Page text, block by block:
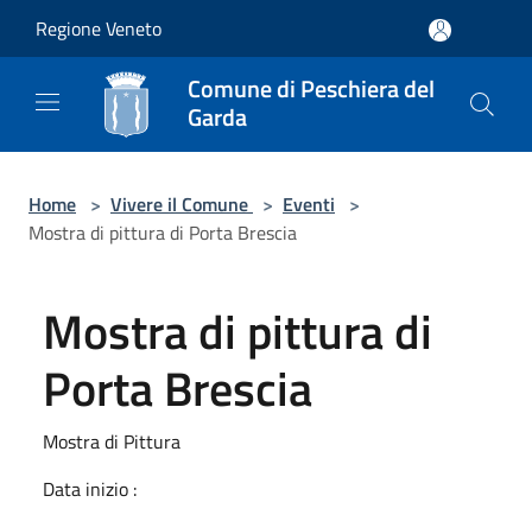
Regione Veneto
Comune di Peschiera del
Garda
Home > Vivere il Comune > Eventi >
Mostra di pittura di Porta Brescia
Mostra di pittura di
Porta Brescia
Mostra di Pittura
Data inizio :